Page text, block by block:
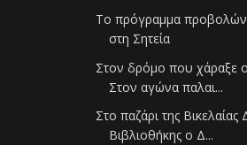
Το πρόγραμμα
στη Σητεία
Στον δρόμο που χάραξε
Στον αγώνα παλαι...
Στο παζάρι της Βικελαίας
Βιβλιοθήκης ο Δ...